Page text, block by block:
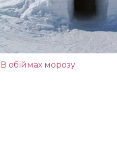
В обіймах морозу